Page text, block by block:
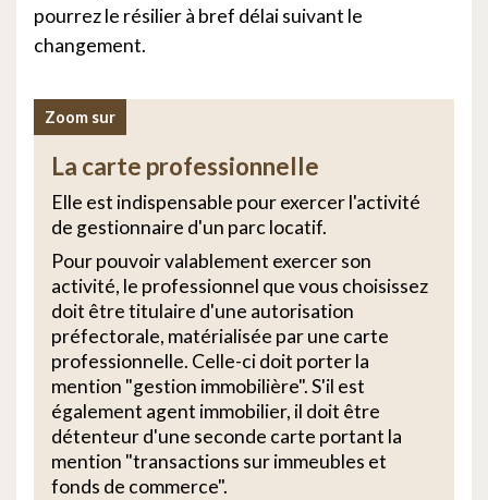
pourrez le résilier à bref délai suivant le
changement.
Zoom sur
La carte professionnelle
Elle est indispensable pour exercer l'activité
de gestionnaire d'un parc locatif.
Pour pouvoir valablement exercer son
activité, le professionnel que vous choisissez
doit être titulaire d'une autorisation
préfectorale, matérialisée par une carte
professionnelle. Celle-ci doit porter la
mention "gestion immobilière". S'il est
également agent immobilier, il doit être
détenteur d'une seconde carte portant la
mention "transactions sur immeubles et
fonds de commerce".